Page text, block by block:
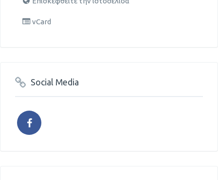
vCard
Social Media